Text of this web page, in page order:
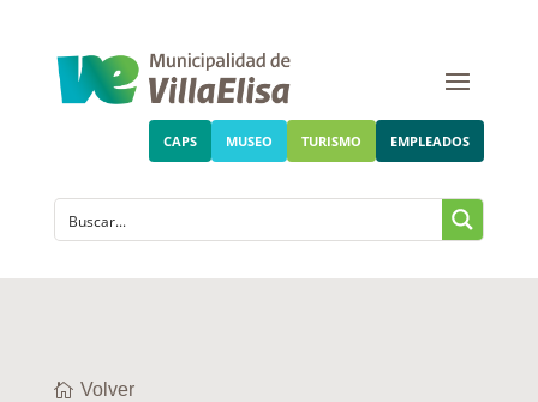
CAPS MUSEO TURISMO EMPLEADOS
Volver